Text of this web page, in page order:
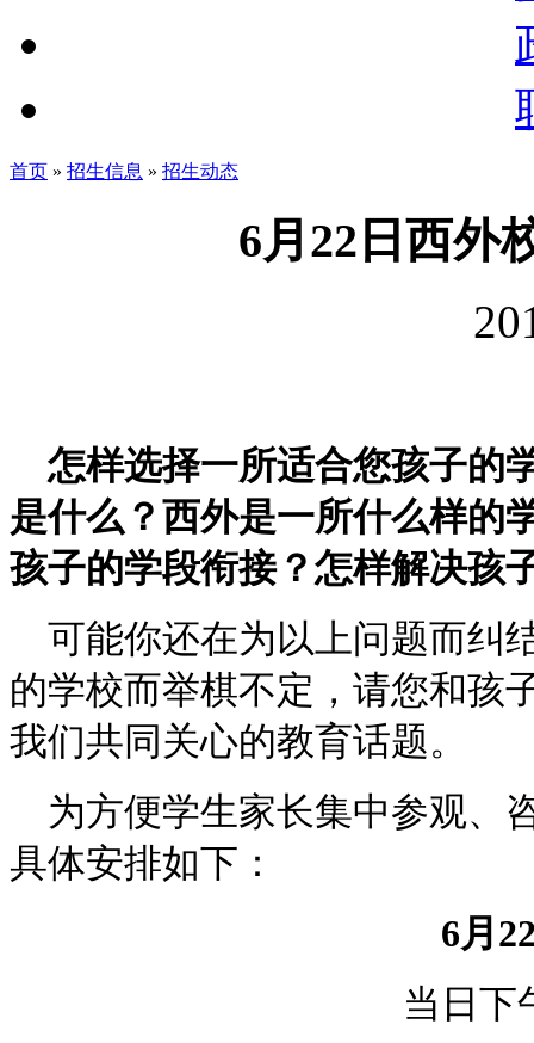
首页 » 招生信息 » 招生动态
6月22日西外
怎样选择一所适合您孩子的
是什么？西外是一所什么样的
孩子的学段衔接？怎样解决孩
可能你还在为以上问题而纠
的学校而举棋不定，请您和孩
我们共同关心的教育话题。
为方便学生家长集中参观、
具体安排如下：
6月
当日下